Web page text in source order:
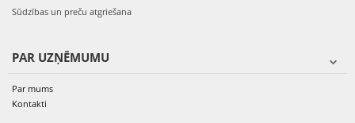
Sūdzības un preču atgriešana
PAR UZŅĒMUMU
Par mums
Kontakti